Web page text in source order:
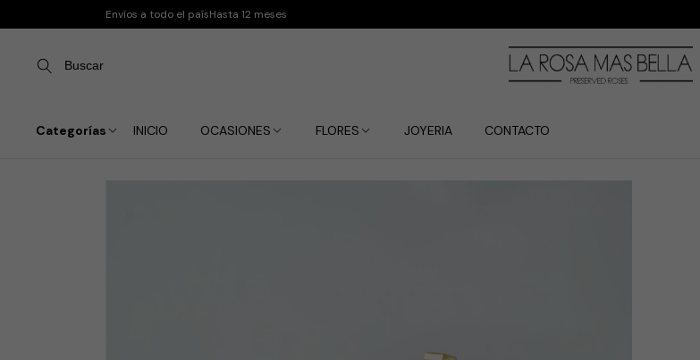
Envíos a todo el paísHasta 12 meses
Buscar
Categorías INICIO OCASIONES FLORES JOYERIA CONTACTO